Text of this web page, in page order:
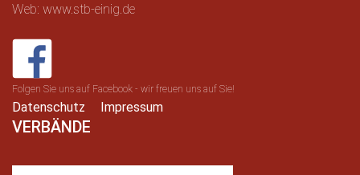
Web: www.stb-einig.de
Folgen Sie uns auf Facebook - wir freuen uns auf Sie!
Datenschutz Impressum
VERBÄNDE